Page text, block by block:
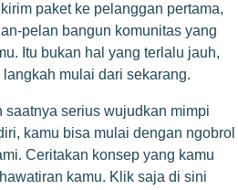
paket ke pelanggan pertama,
pelan bangun komunitas yang
Itu bukan hal yang terlalu jauh,
mulai dari sekarang.
saatnya serius wujudkan mimpi
kamu bisa mulai dengan ngobrol
Ceritakan konsep yang kamu
kamu. Klik saja di sini